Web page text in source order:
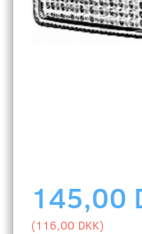
145,00
(116,00 DKK)